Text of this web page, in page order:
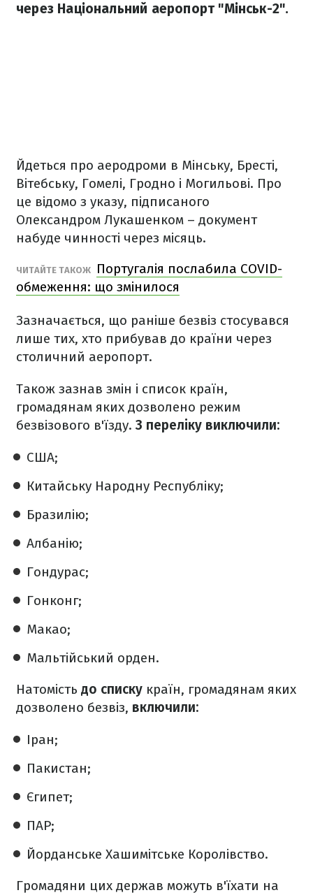
через Національний аеропорт "Мінськ-2".
Йдеться про аеродроми в Мінську, Бресті,
Вітебську, Гомелі, Гродно і Могильові. Про
це відомо з указу, підписаного
Олександром Лукашенком – документ
набуде чинності через місяць.
ЧИТАЙТЕ ТАКОЖ
Португалія послабила COVID-
обмеження: що змінилося
Зазначається, що раніше безвіз стосувався
лише тих, хто прибував до країни через
столичний аеропорт.
Також зазнав змін і список країн,
громадянам яких дозволено режим
безвізового в'їзду. З переліку виключили:
США;
Китайську Народну Республіку;
Бразилію;
Албанію;
Гондурас;
Гонконг;
Макао;
Мальтійський орден.
Натомість до списку країн, громадянам яких
дозволено безвіз, включили:
Іран;
Пакистан;
Єгипет;
ПАР;
Йорданське Хашимітське Королівство.
Громадяни цих держав можуть в'їхати на